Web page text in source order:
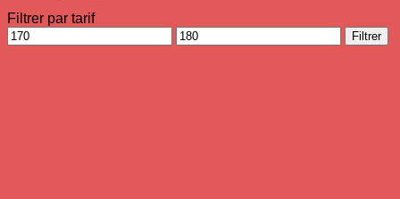
Filtrer par tarif
Prix
min
Prix
max
Filtrer